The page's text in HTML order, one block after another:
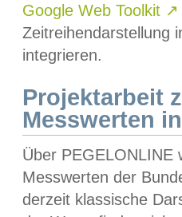
Google Web Toolkit ↗
Zeitreihendarstellung
integrieren.
Projektarbeit
Messwerten
Über PEGELONLINE
Messwerten der
derzeit klassische